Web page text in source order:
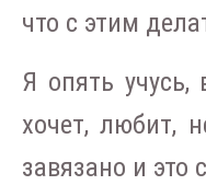
что с этим
Я опять
хочет, любит,
завязано и это